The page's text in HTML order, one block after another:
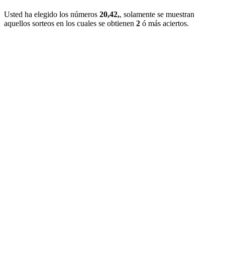
Usted ha elegido los números 20,42,, solamente se muestran
aquellos sorteos en los cuales se obtienen 2 ó más aciertos.